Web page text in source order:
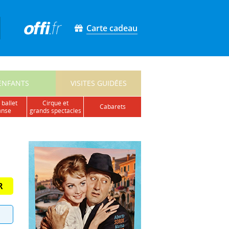
Carte cadeau
VISITES GUIDÉES
ballet
cirque et
grands spectacles
cabarets